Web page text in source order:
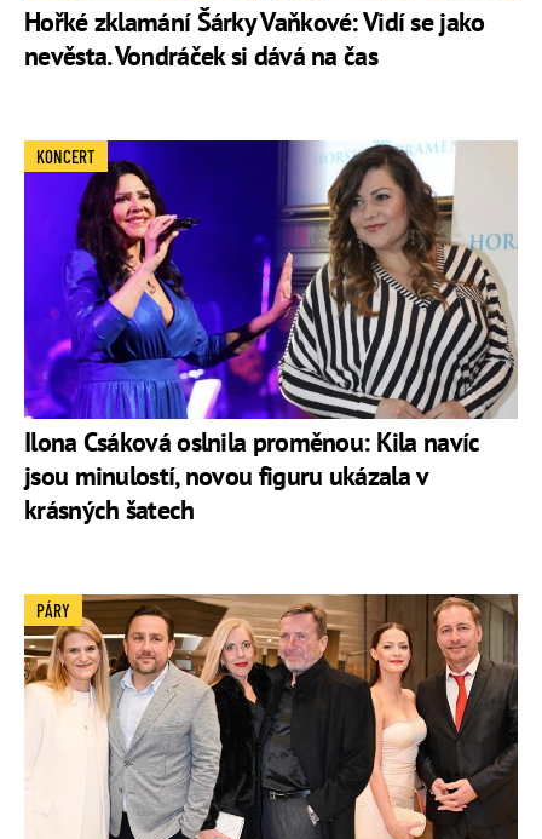
Hořké zklamání Šárky Vaňkové: Vidí se jako
nevěsta. Vondráček si dává na čas
Ilona Csáková oslnila proměnou: Kila navíc
jsou minulostí, novou figuru ukázala v
krásných šatech
KONCERT
PÁRY